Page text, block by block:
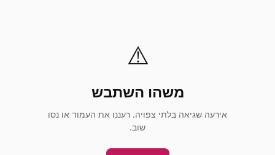
⚠️
משהו השתבש
אירעה שגיאה בלתי צפויה. רעננו את העמוד או נסו
שוב.